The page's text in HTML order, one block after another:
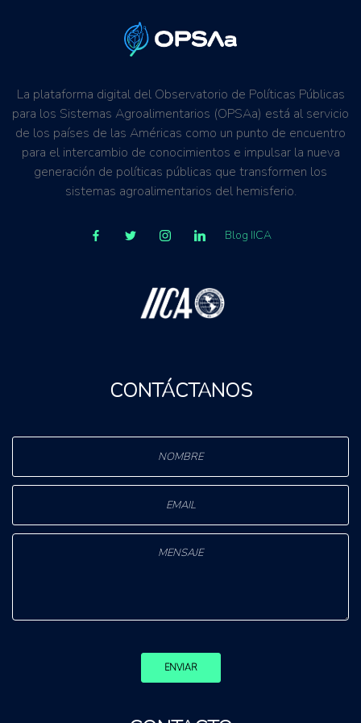
La plataforma digital del Observatorio de Políticas Públicas
para los Sistemas Agroalimentarios (OPSAa) está al servicio
de los países de las Américas como un punto de encuentro
para el intercambio de conocimientos e impulsar la nueva
generación de políticas públicas que transformen los
sistemas agroalimentarios del hemisferio.
Blog IICA
CONTÁCTANOS
ENVIAR